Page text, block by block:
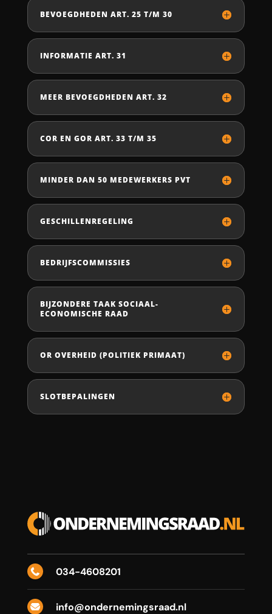
BEVOEGDHEDEN ART. 25 T/M 30
INFORMATIE ART. 31
MEER BEVOEGDHEDEN ART. 32
COR EN GOR ART. 33 T/M 35
MINDER DAN 50 MEDEWERKERS PVT
GESCHILLENREGELING
BEDRIJFSCOMMISSIES
BIJZONDERE TAAK SOCIAAL-
ECONOMISCHE RAAD
OR OVERHEID (POLITIEK PRIMAAT)
SLOTBEPALINGEN
 034-4608201
 info@ondernemingsraad.nl